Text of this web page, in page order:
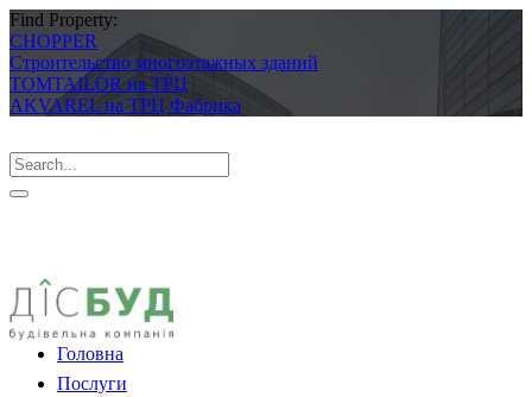
Find Property:
CHOPPER
Строительство многоэтажных зданий
TOMTAILOR на ТРЦ
AKVAREL на ТРЦ Фабрика
Головна
Послуги